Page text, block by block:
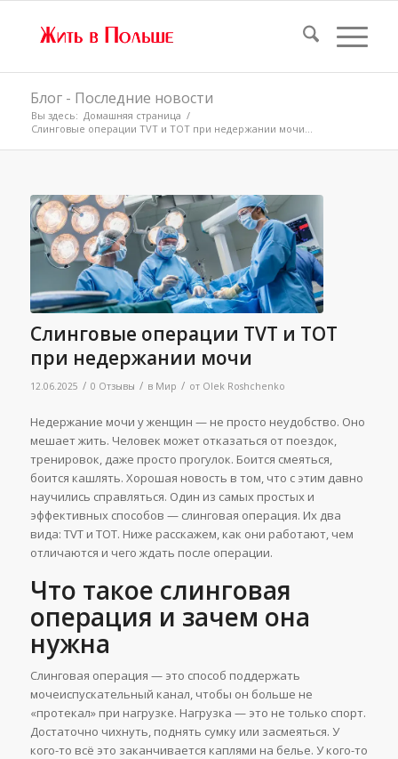
Блог - Последние новости
Вы здесь: Домашняя страница /
Слинговые операции TVT и TOT при недержании мочи...
Слинговые операции TVT и TOT
при недержании мочи
12.06.2025 / 0 Отзывы / в Мир / от Olek Roshchenko
Недержание мочи у женщин — не просто неудобство. Оно
мешает жить. Человек может отказаться от поездок,
тренировок, даже просто прогулок. Боится смеяться,
боится кашлять. Хорошая новость в том, что с этим давно
научились справляться. Один из самых простых и
эффективных способов — слинговая операция. Их два
вида: TVT и TOT. Ниже расскажем, как они работают, чем
отличаются и чего ждать после операции.
Что такое слинговая
операция и зачем она
нужна
Слинговая операция — это способ поддержать
мочеиспускательный канал, чтобы он больше не
«протекал» при нагрузке. Нагрузка — это не только спорт.
Достаточно чихнуть, поднять сумку или засмеяться. У
кого-то всё это заканчивается каплями на белье. У кого-то